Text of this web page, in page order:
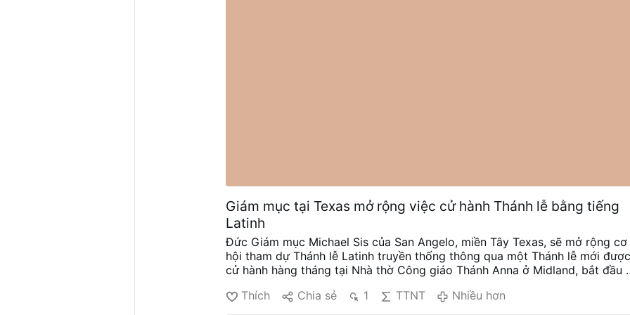
Giám mục tại Texas mở rộng việc cử hành Thánh lễ bằng tiếng
Latinh
Đức Giám mục Michael Sis của San Angelo, miền Tây Texas, sẽ mở rộng cơ
hội tham dự Thánh lễ Latinh truyền thống thông qua một Thánh lễ mới được
cử hành hàng tháng tại Nhà thờ Công giáo Thánh Anna ở Midland, bắt đầu
Chương trình Đào tạo Thừa sai của giáo phận, đã công bố thông tin này trên
Thích Chia sẻ 1 TTNT Nhiều hơn